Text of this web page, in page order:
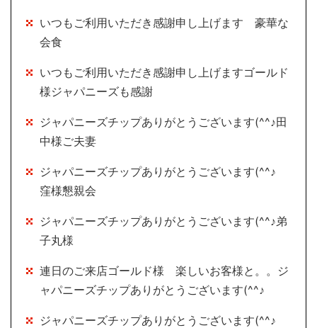
いつもご利用いただき感謝申し上げます 豪華な
会食
いつもご利用いただき感謝申し上げますゴールド
様ジャパニーズも感謝
ジャパニーズチップありがとうございます(^^♪田
中様ご夫妻
ジャパニーズチップありがとうございます(^^♪
窪様懇親会
ジャパニーズチップありがとうございます(^^♪弟
子丸様
連日のご来店ゴールド様 楽しいお客様と。。ジ
ャパニーズチップありがとうございます(^^♪
ジャパニーズチップありがとうございます(^^♪